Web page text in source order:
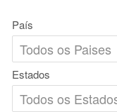
País
Estados